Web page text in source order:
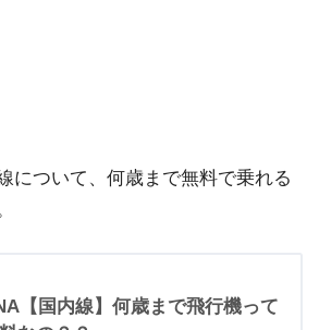
について、何歳まで無料で乗れる
【国内線】何歳まで飛行機って